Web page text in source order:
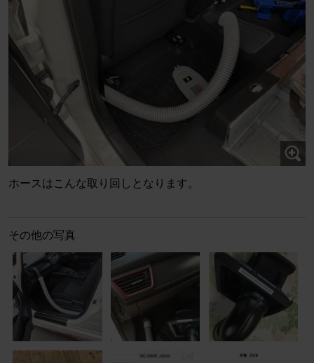
ホースはこんな取り回しとなります。
その他の写真